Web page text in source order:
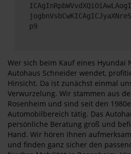
p9
Wer sich beim Kauf eines Hyundai
Autohaus Schneider wendet,
Hinsicht. Da ist zunächst einmal
Verwurzelung. Wir stammen aus
Rosenheim und sind seit den
Automobilbereich tätig. Das
persönliche Beratung groß und
Hand. Wir hören Ihnen
und finden ganz sicher den